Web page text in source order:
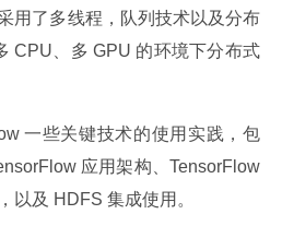
用了多线程，队列技术以及分布
CPU、多 GPU 的环境下分布式
一些关键技术的使用实践，包
应用架构、TensorFlow
以及 HDFS 集成使用。